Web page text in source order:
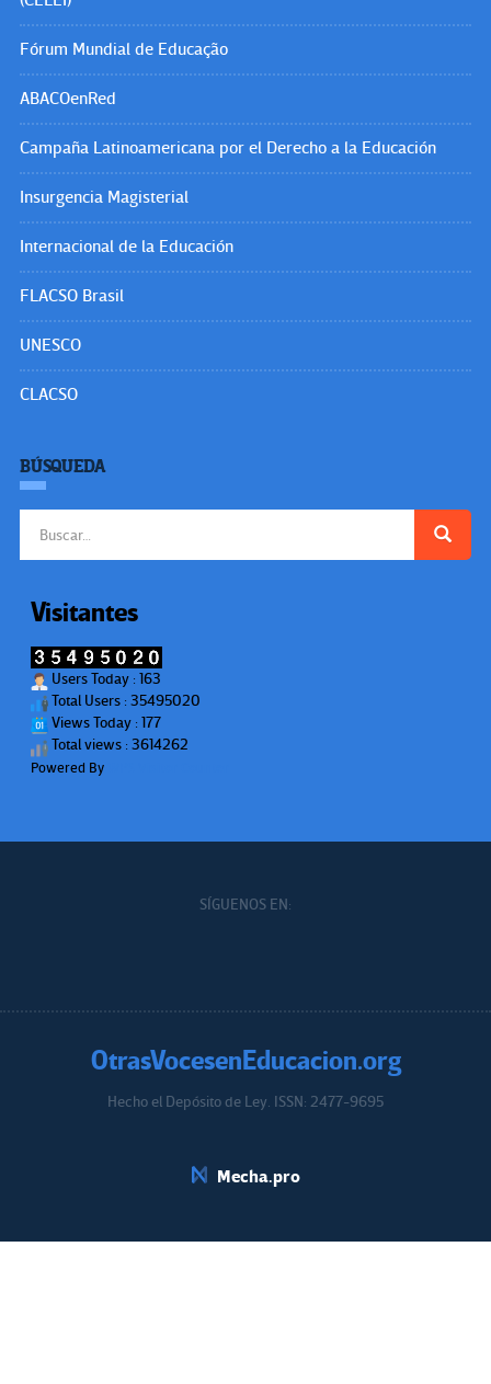
Fórum Mundial de Educação
ABACOenRed
Campaña Latinoamericana por el Derecho a la Educación
Insurgencia Magisterial
Internacional de la Educación
FLACSO Brasil
UNESCO
CLACSO
BÚSQUEDA
Visitantes
Users Today : 163
Total Users : 35495020
Views Today : 177
Total views : 3614262
Powered By
SÍGUENOS EN:
OtrasVocesenEducacion.org
Hecho el Depósito de Ley. ISSN: 2477-9695
Mecha.pro